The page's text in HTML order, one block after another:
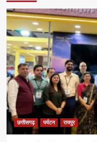
छत्तीसगढ़ पर्यटन रायपुर